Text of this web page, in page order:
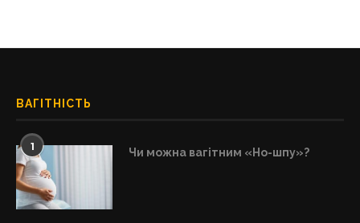
ВАГІТНІСТЬ
1 Чи можна вагітним «Но-шпу»?